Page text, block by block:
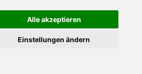
Alle akzeptieren
Einstellungen ändern